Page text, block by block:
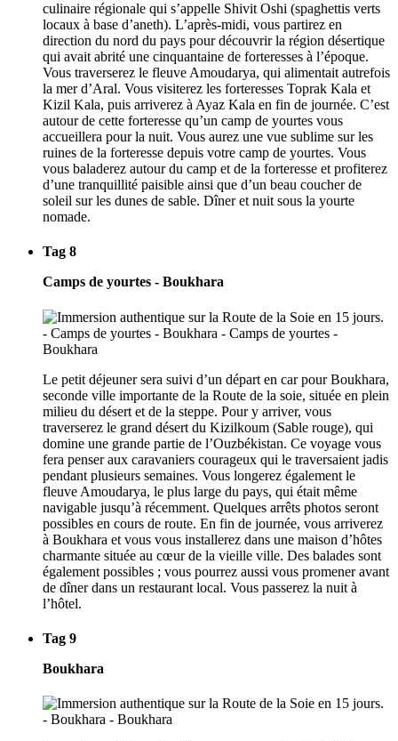
culinaire régionale qui s’appelle Shivit Oshi (spaghettis verts
locaux à base d’aneth). L’après-midi, vous partirez en
direction du nord du pays pour découvrir la région désertique
qui avait abrité une cinquantaine de forteresses à l’époque.
Vous traverserez le fleuve Amoudarya, qui alimentait autrefois
la mer d’Aral. Vous visiterez les forteresses Toprak Kala et
Kizil Kala, puis arriverez à Ayaz Kala en fin de journée. C’est
autour de cette forteresse qu’un camp de yourtes vous
accueillera pour la nuit. Vous aurez une vue sublime sur les
ruines de la forteresse depuis votre camp de yourtes. Vous
vous baladerez autour du camp et de la forteresse et profiterez
d’une tranquillité paisible ainsi que d’un beau coucher de
soleil sur les dunes de sable. Dîner et nuit sous la yourte
nomade.
Tag 8
Camps de yourtes - Boukhara
Le petit déjeuner sera suivi d’un départ en car pour Boukhara,
seconde ville importante de la Route de la soie, située en plein
milieu du désert et de la steppe. Pour y arriver, vous
traverserez le grand désert du Kizilkoum (Sable rouge), qui
domine une grande partie de l’Ouzbékistan. Ce voyage vous
fera penser aux caravaniers courageux qui le traversaient jadis
pendant plusieurs semaines. Vous longerez également le
fleuve Amoudarya, le plus large du pays, qui était même
navigable jusqu’à récemment. Quelques arrêts photos seront
possibles en cours de route. En fin de journée, vous arriverez
à Boukhara et vous vous installerez dans une maison d’hôtes
charmante située au cœur de la vieille ville. Des balades sont
également possibles ; vous pourrez aussi vous promener avant
de dîner dans un restaurant local. Vous passerez la nuit à
l’hôtel.
Tag 9
Boukhara